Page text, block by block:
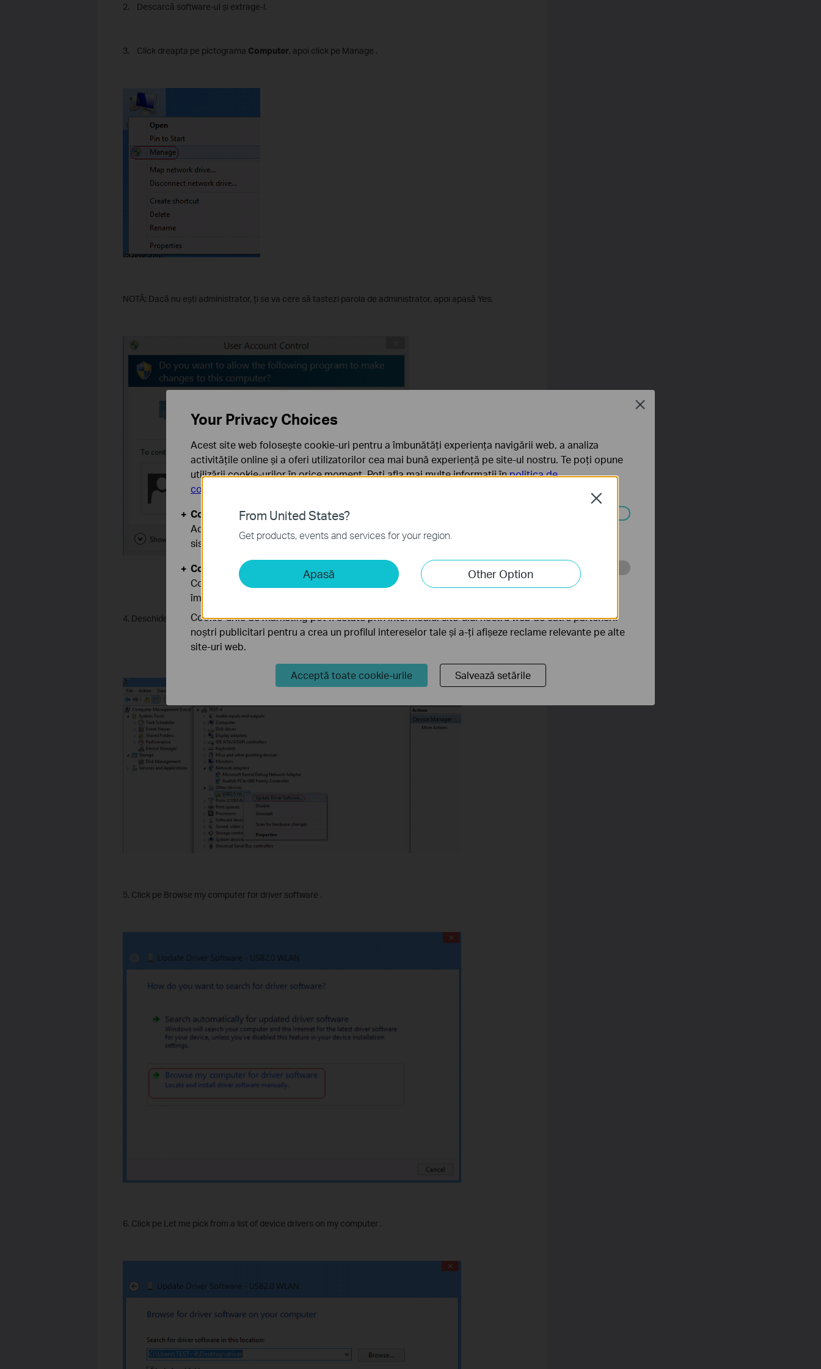
2. Descarcă software-ul și extrage-l.
3. Click dreapta pe pictograma Computer, apoi click pe Manage .
NOTĂ: Dacă nu ești administrator, ți se va cere să tastezi parola de administrator, apoi apasă Yes.
4. Deschide Device Manager. Click dreapta pe adaptor și apoi click pe Update Driver Software… .
5. Click pe Browse my computer for driver software .
6. Click pe Let me pick from a list of device drivers on my computer .
From United States?
Get products, events and services for your region.
Apasă Other Option
Close
Your Privacy Choices
Acest site web folosește cookie-uri pentru a îmbunătăți experiența navigării web, a analiza
activitățile online și a oferi utilizatorilor cea mai bună experiență pe site-ul nostru. Te poți opune
utilizării cookie-urilor în orice moment. Poți afla mai multe informații înpolitica de
confidențialitate
Cookie-uri de bază
Aceste cookie-uri sunt necesare pentru funcționarea site-ului web și nu pot fi dezactivate în
sistemele tale
Cookie-uri de analiză și marketing
Cookie-urile de analiză ne permit să analizăm activitățile tale de pe site-ul nostru web a
îmbunătăți și ajusta funcționalitatea site-ului.
Cookie-urile de marketing pot fi setate prin intermediul site-ului nostru web de către partenerii
noștri publicitari pentru a crea un profilul intereselor tale și a-ți afișeze reclame relevante pe alte
site-uri web.
Acceptă toate cookie-urile Salvează setările
Close